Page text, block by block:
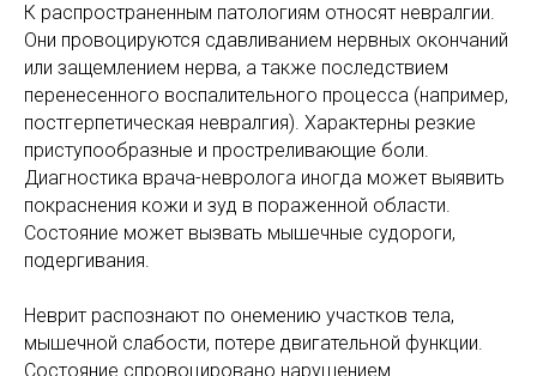
К распространенным патологиям относят невралгии.
Они провоцируются сдавливанием нервных окончаний
или защемлением нерва, а также последствием
перенесенного воспалительного процесса (например,
постгерпетическая невралгия). Характерны резкие
приступообразные и простреливающие боли.
Диагностика врача-невролога иногда может выявить
покраснения кожи и зуд в пораженной области.
Состояние может вызвать мышечные судороги,
подергивания.
Неврит распознают по онемению участков тела,
мышечной слабости, потере двигательной функции.
Состояние спровоцировано нарушением